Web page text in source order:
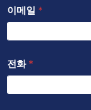
이메일 *
전화 *